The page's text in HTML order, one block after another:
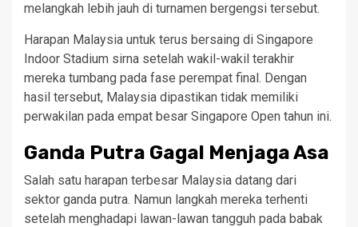
melangkah lebih jauh di turnamen bergengsi tersebut.
Harapan Malaysia untuk terus bersaing di Singapore
Indoor Stadium sirna setelah wakil-wakil terakhir
mereka tumbang pada fase perempat final. Dengan
hasil tersebut, Malaysia dipastikan tidak memiliki
perwakilan pada empat besar Singapore Open tahun ini.
Ganda Putra Gagal Menjaga Asa
Salah satu harapan terbesar Malaysia datang dari
sektor ganda putra. Namun langkah mereka terhenti
setelah menghadapi lawan-lawan tangguh pada babak